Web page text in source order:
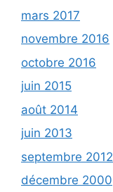
mars 2017
novembre 2016
octobre 2016
juin 2015
août 2014
juin 2013
septembre 2012
décembre 2000